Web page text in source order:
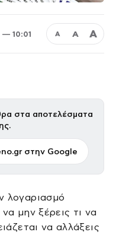
— 10:01 Α Α Α
στα αποτελέσματα
στην Google
λογαριασμό
μην ξέρεις τι να
να αλλάξεις